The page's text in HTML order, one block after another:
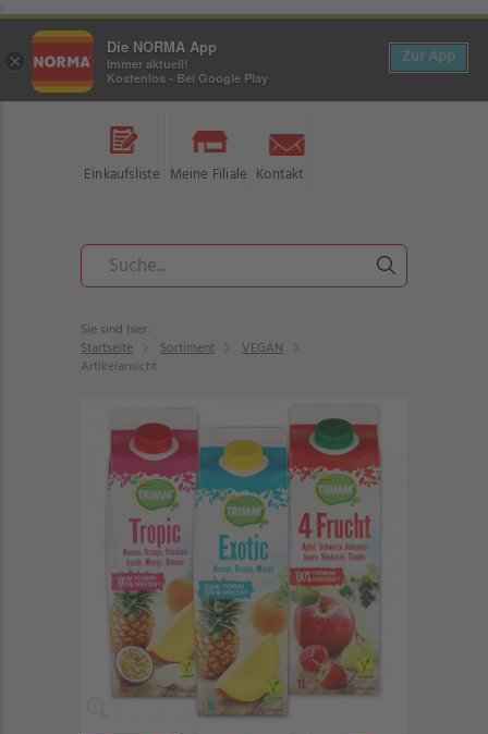
Einkaufsliste Meine Filiale Kontakt
Sie sind hier:
Startseite
Sortiment
VEGAN
Artikelansicht
×
Die NORMA App
Immer aktuell!
Kostenlos - Bei Google Play
Zur App